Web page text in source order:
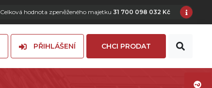
Celková hodnota zpeněženého majetku 31 700 098 032 Kč
PŘIHLÁŠENÍ CHCI PRODAT